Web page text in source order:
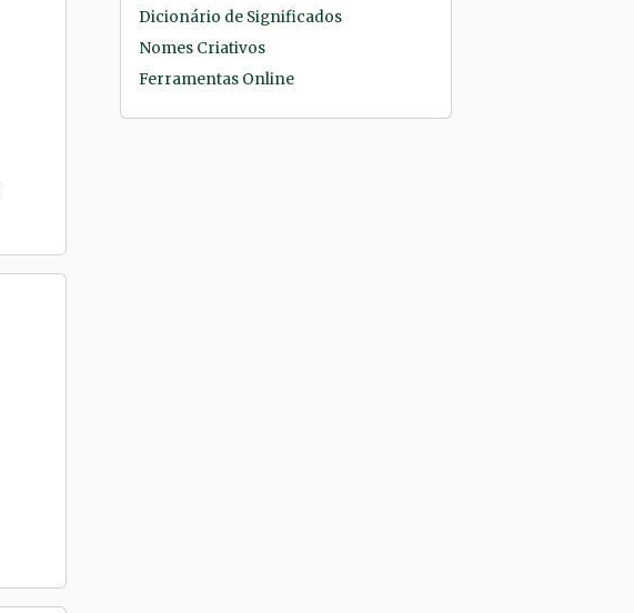
Dicionário de Significados
Nomes Criativos
Ferramentas Online